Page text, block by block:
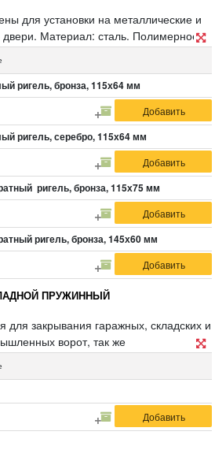
для установки на металлические и
Материал: сталь. Полимерное
блистер.
ригель, бронза, 115х64 мм
ригель, серебро, 115х64 мм
ригель, бронза, 115х75 мм
ригель, бронза, 145х60 мм
ПРУЖИННЫЙ
для закрывания гаражных, складских и
ворот, так же
на створки и борта спецтехники и
сталь.